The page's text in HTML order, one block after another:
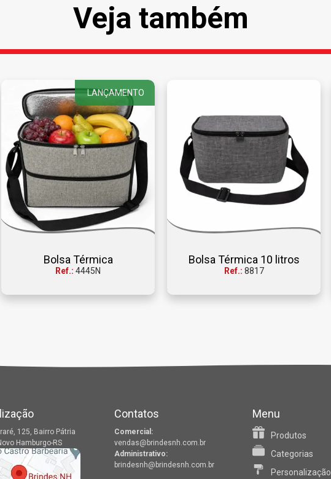
Veja também
LANÇAMENTO
Bolsa Térmica
Ref.: 4445N
Bolsa Térmica 10 litros
Ref.: 8817
125, Bairro Pátria
Hamburgo-RS
Contatos
Comercial:
vendas@brindesnh.com.br
Administrativo:
brindesnh@brindesnh.com.br
Menu
Produtos
Categorias
Personalização